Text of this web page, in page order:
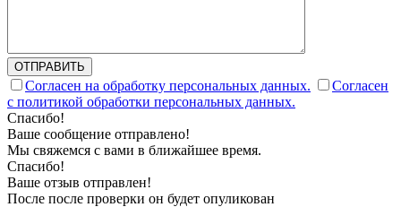
ОТПРАВИТЬ
Согласен на обработку персональных данных.
Согласен
с политикой обработки персональных данных.
Спасибо!
Ваше сообщение отправлено!
Мы свяжемся с вами в ближайшее время.
Спасибо!
Ваше отзыв отправлен!
После после проверки он будет опуликован